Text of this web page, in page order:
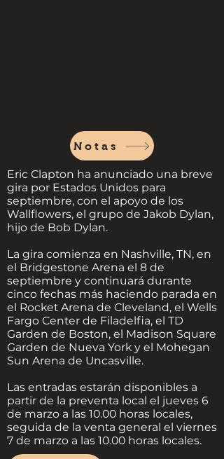
Notas
Eric Clapton ha anunciado una breve
gira por Estados Unidos para
septiembre, con el apoyo de los
Wallflowers, el grupo de Jakob Dylan,
hijo de Bob Dylan.
La gira comienza en Nashville, TN, en
el Bridgestone Arena el 8 de
septiembre y continuará durante
cinco fechas más haciendo parada en
el Rocket Arena de Cleveland, el Wells
Fargo Center de Filadelfia, el TD
Garden de Boston, el Madison Square
Garden de Nueva York y el Mohegan
Sun Arena de Uncasville.
Las entradas estarán disponibles a
partir de la preventa local el jueves 6
de marzo a las 10.00 horas locales,
seguida de la venta general el viernes
7 de marzo a las 10.00 horas locales.